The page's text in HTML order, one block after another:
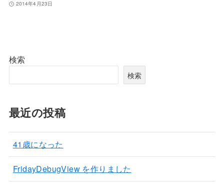
2014年4月23日
検索
検索
最近の投稿
41歳になった
FridayDebugView を作りました